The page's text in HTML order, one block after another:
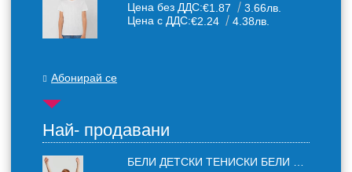
Цена без ДДС:€1.87
3.66лв.
Цена с ДДС:€2.24 4.38лв.
Абонирай се
Най- продавани